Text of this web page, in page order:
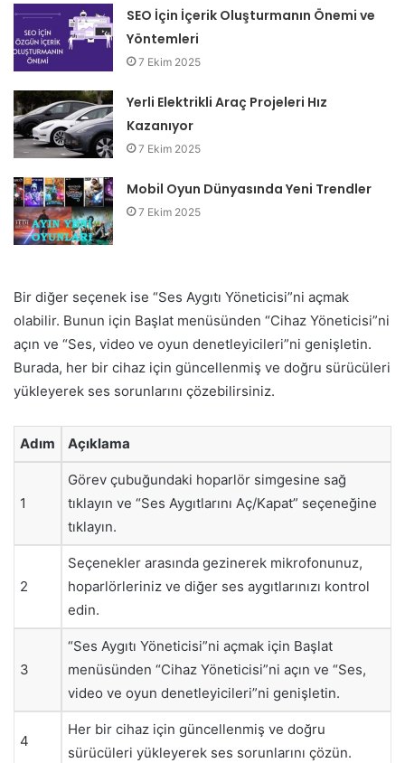
SEO İçin İçerik Oluşturmanın Önemi ve
Yöntemleri
7 Ekim 2025
Yerli Elektrikli Araç Projeleri Hız
Kazanıyor
7 Ekim 2025
Mobil Oyun Dünyasında Yeni Trendler
7 Ekim 2025
Bir diğer seçenek ise “Ses Aygıtı Yöneticisi”ni açmak
olabilir. Bunun için Başlat menüsünden “Cihaz Yöneticisi”ni
açın ve “Ses, video ve oyun denetleyicileri”ni genişletin.
Burada, her bir cihaz için güncellenmiş ve doğru sürücüleri
yükleyerek ses sorunlarını çözebilirsiniz.
Adım Açıklama
1
Görev çubuğundaki hoparlör simgesine sağ
tıklayın ve “Ses Aygıtlarını Aç/Kapat” seçeneğine
tıklayın.
2
Seçenekler arasında gezinerek mikrofonunuz,
hoparlörleriniz ve diğer ses aygıtlarınızı kontrol
edin.
3
“Ses Aygıtı Yöneticisi”ni açmak için Başlat
menüsünden “Cihaz Yöneticisi”ni açın ve “Ses,
video ve oyun denetleyicileri”ni genişletin.
4
Her bir cihaz için güncellenmiş ve doğru
sürücüleri yükleyerek ses sorunlarını çözün.